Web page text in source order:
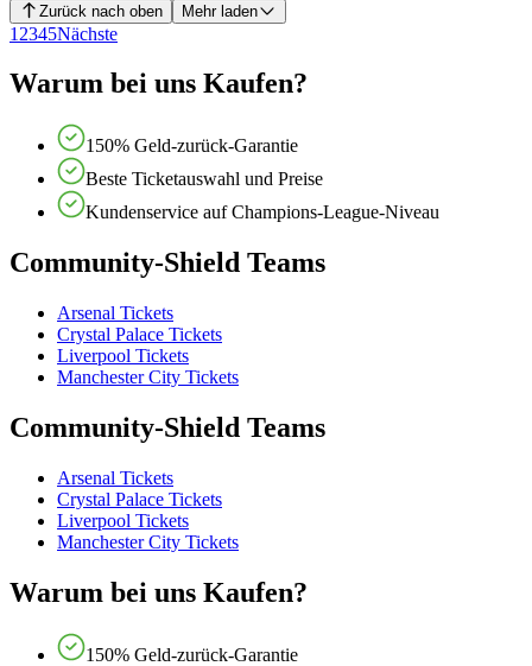
Zurück nach oben Mehr laden
1 2345Nächste
Warum bei uns Kaufen?
150% Geld-zurück-Garantie
Beste Ticketauswahl und Preise
Kundenservice auf Champions-League-Niveau
Community-Shield Teams
Arsenal Tickets
Crystal Palace Tickets
Liverpool Tickets
Manchester City Tickets
Community-Shield Teams
Arsenal Tickets
Crystal Palace Tickets
Liverpool Tickets
Manchester City Tickets
Warum bei uns Kaufen?
150% Geld-zurück-Garantie